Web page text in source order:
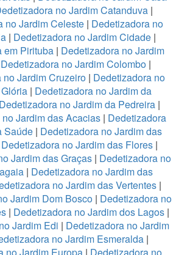
no Jardim Catanduva|
no Jardim Celeste| Dedetizadora no
| Dedetizadora no Jardim Cidade |
em Pirituba| Dedetizadora no Jardim
Dedetizadora no Jardim Colombo |
Jardim Cruzeiro| Dedetizadora no
| Dedetizadora no Jardim da
Dedetizadora no Jardim da Pedreira|
Jardim das Acacias| Dedetizadora
Saúde| Dedetizadora no Jardim das
Dedetizadora no Jardim das Flores |
Jardim das Graças| Dedetizadora no
| Dedetizadora no Jardim das
no Jardim das Vertentes |
Jardim Dom Bosco| Dedetizadora no
| Dedetizadora no Jardim dos Lagos |
Jardim Edi | Dedetizadora no Jardim
no Jardim Esmeralda |
no Jardim Europa | Dedetizadora no